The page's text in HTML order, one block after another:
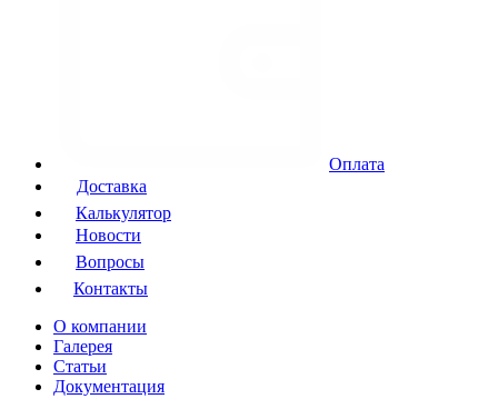
Оплата
Доставка
Калькулятор
Новости
Вопросы
Контакты
О компании
Галерея
Статьи
Документация